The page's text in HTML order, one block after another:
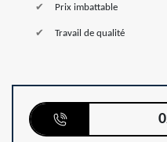
Prix imbattable
Travail de qualité